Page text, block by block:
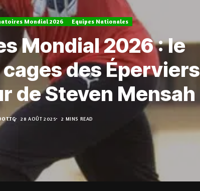
Mondial 2026 Equipes Nationales
Mondial 2026 : le
des Éperviers
de Steven Mensah
28 AOÛT 2025 2 MINS READ